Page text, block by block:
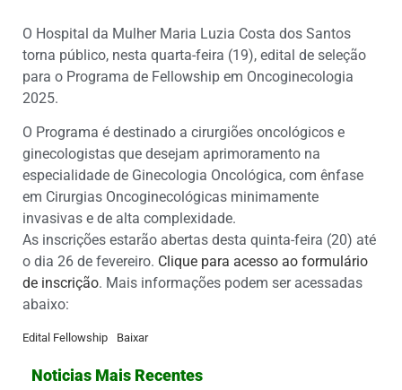
O Hospital da Mulher Maria Luzia Costa dos Santos
torna público, nesta quarta-feira (19), edital de seleção
para o Programa de Fellowship em Oncoginecologia
2025.
O Programa é destinado a cirurgiões oncológicos e
ginecologistas que desejam aprimoramento na
especialidade de Ginecologia Oncológica, com ênfase
em Cirurgias Oncoginecológicas minimamente
invasivas e de alta complexidade.
As inscrições estarão abertas desta quinta-feira (20) até
o dia 26 de fevereiro. Clique para acesso ao formulário
de inscrição. Mais informações podem ser acessadas
abaixo:
Edital Fellowship Baixar
Noticias Mais Recentes